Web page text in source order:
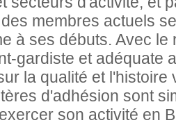
membres actuels
à ses débuts. Avec
gardiste et adéquate
la qualité et
d'adhésion sont
son activité en